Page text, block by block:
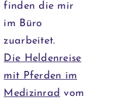
finden die mir
im Büro
zuarbeitet.
Die Heldenreise
mit Pferden im
Medizinrad vom